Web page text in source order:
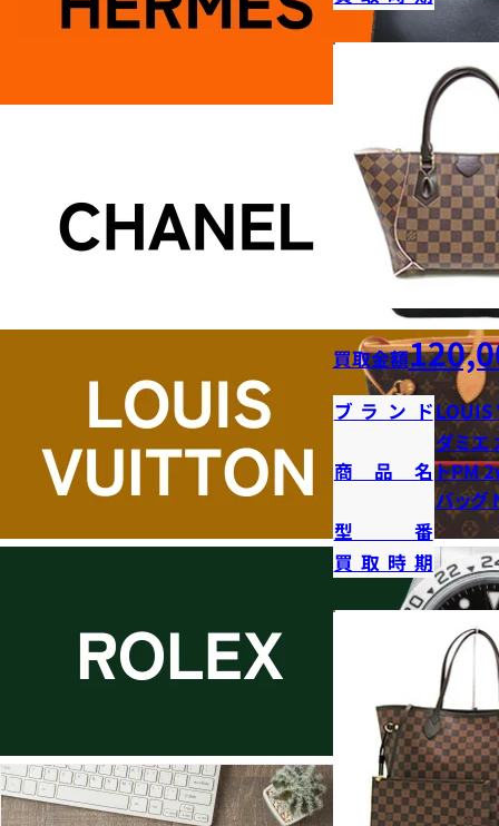
買取金額
ブランドLOUIS
商品名
ダミエ
トPM
バッグ
型番
買取時期